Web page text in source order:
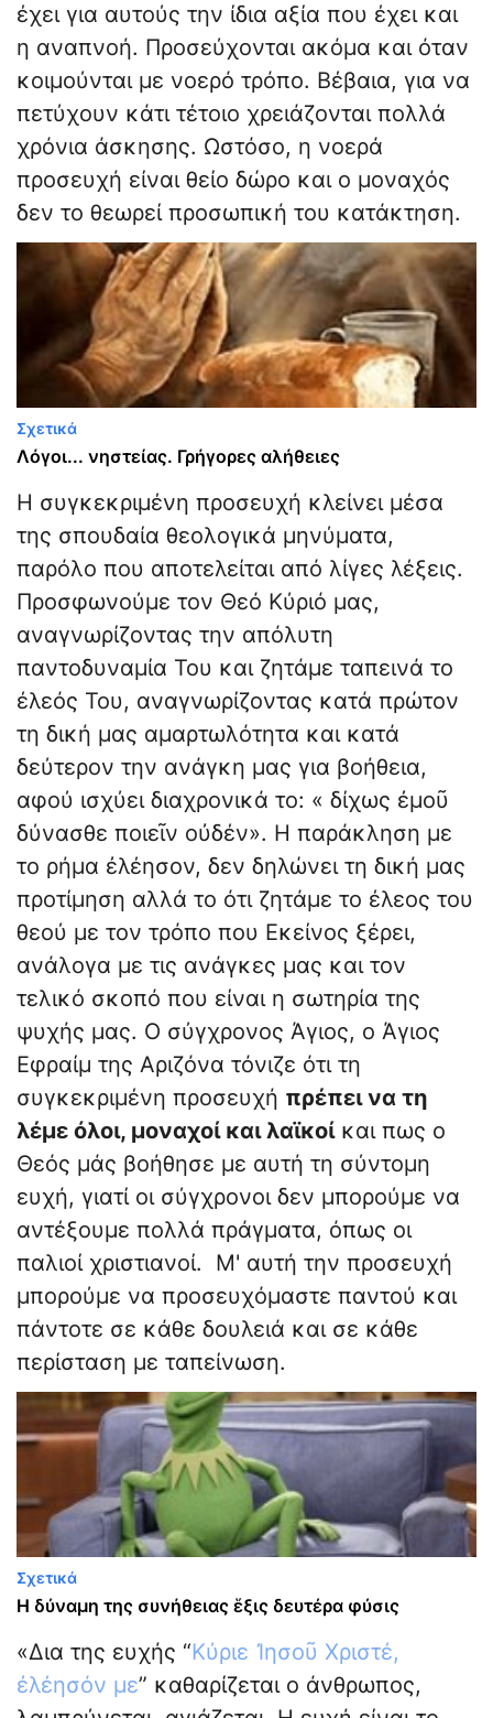
έχει για αυτούς την ίδια αξία που έχει και
η αναπνοή. Προσεύχονται ακόμα και όταν
κοιμούνται με νοερό τρόπο. Βέβαια, για να
πετύχουν κάτι τέτοιο χρειάζονται πολλά
χρόνια άσκησης. Ωστόσο, η νοερά
προσευχή είναι θείο δώρο και ο μοναχός
δεν το θεωρεί προσωπική του κατάκτηση.
Σχετικά
Λόγοι... νηστείας. Γρήγορες αλήθειες
Η συγκεκριμένη προσευχή κλείνει μέσα
της σπουδαία θεολογικά μηνύματα,
παρόλο που αποτελείται από λίγες λέξεις.
Προσφωνούμε τον Θεό Κύριό μας,
αναγνωρίζοντας την απόλυτη
παντοδυναμία Του και ζητάμε ταπεινά το
έλεός Του, αναγνωρίζοντας κατά πρώτον
τη δική μας αμαρτωλότητα και κατά
δεύτερον την ανάγκη μας για βοήθεια,
αφού ισχύει διαχρονικά το: « δίχως ἐμοῦ
δύνασθε ποιεῖν οὐδέν». Η παράκληση με
το ρήμα ἐλέησον, δεν δηλώνει τη δική μας
προτίμηση αλλά το ότι ζητάμε το έλεος του
θεού με τον τρόπο που Εκείνος ξέρει,
ανάλογα με τις ανάγκες μας και τον
τελικό σκοπό που είναι η σωτηρία της
ψυχής μας. Ο σύγχρονος Άγιος, ο Άγιος
Εφραίμ της Αριζόνα τόνιζε ότι τη
συγκεκριμένη προσευχή πρέπει να τη
λέμε όλοι, μοναχοί και λαϊκοίκαι πως ο
Θεός μάς βοήθησε με αυτή τη σύντομη
ευχή, γιατί οι σύγχρονοι δεν μπορούμε να
αντέξουμε πολλά πράγματα, όπως οι
παλιοί χριστιανοί. Μ' αυτή την προσευχή
μπορούμε να προσευχόμαστε παντού και
πάντοτε σε κάθε δουλειά και σε κάθε
περίσταση με ταπείνωση.
Σχετικά
Η δύναμη της συνήθειας ἕξις δευτέρα φύσις
«Δια της ευχής “Κύριε Ἰησοῦ Χριστέ,
ἐλέησόν με” καθαρίζεται ο άνθρωπος,